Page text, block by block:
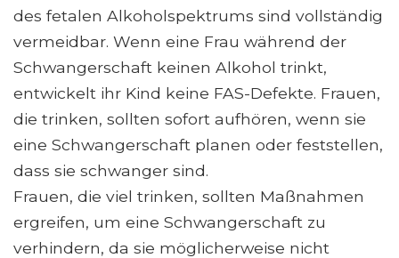
des fetalen Alkoholspektrums sind vollständig
vermeidbar. Wenn eine Frau während der
Schwangerschaft keinen Alkohol trinkt,
entwickelt ihr Kind keine FAS-Defekte. Frauen,
die trinken, sollten sofort aufhören, wenn sie
eine Schwangerschaft planen oder feststellen,
dass sie schwanger sind.
Frauen, die viel trinken, sollten Maßnahmen
ergreifen, um eine Schwangerschaft zu
verhindern, da sie möglicherweise nicht